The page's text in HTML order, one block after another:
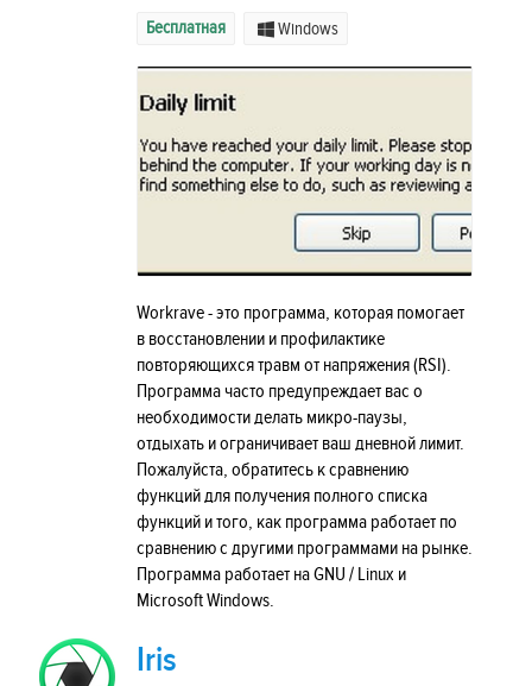
Бесплатная Windows
Workrave - это программа, которая помогает
в восстановлении и профилактике
повторяющихся травм от напряжения (RSI).
Программа часто предупреждает вас о
необходимости делать микро-паузы,
отдыхать и ограничивает ваш дневной лимит.
Пожалуйста, обратитесь к сравнению
функций для получения полного списка
функций и того, как программа работает по
сравнению с другими программами на рынке.
Программа работает на GNU / Linux и
Microsoft Windows.
Iris